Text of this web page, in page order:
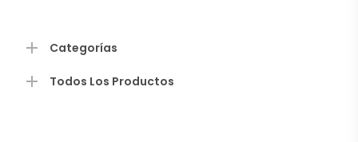
Categorías
Todos Los Productos